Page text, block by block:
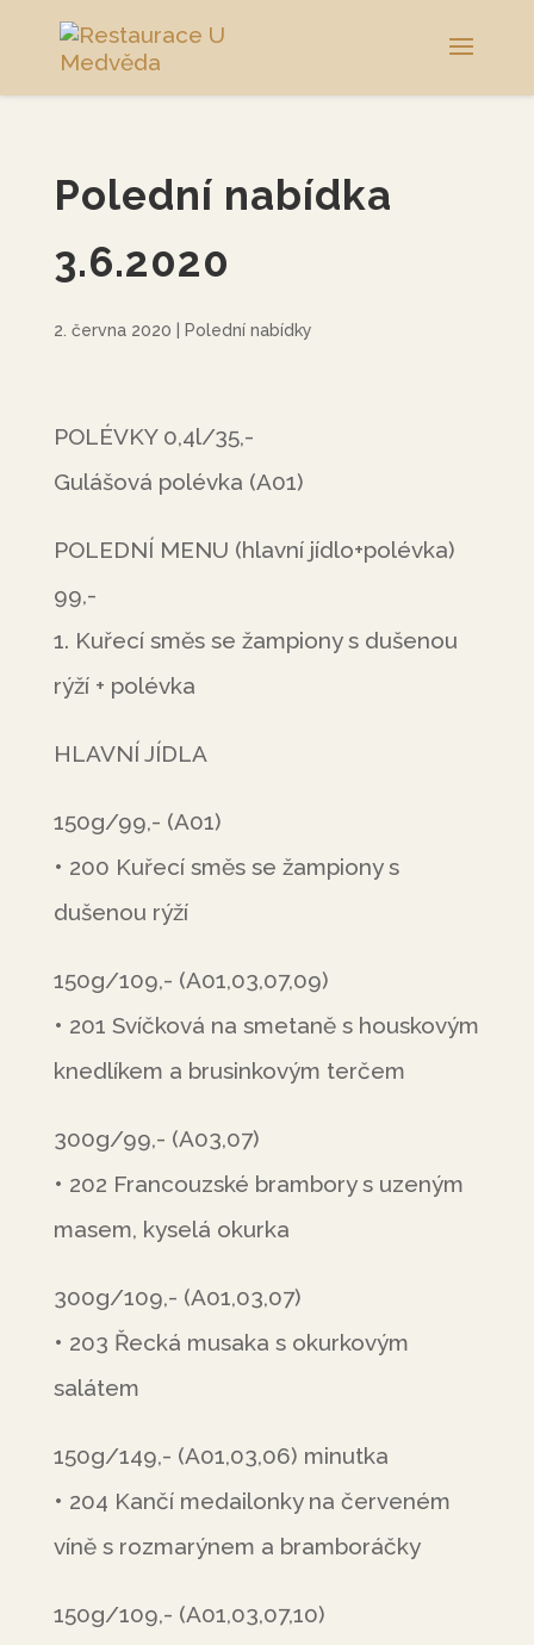
Polední nabídka
3.6.2020
2. června 2020 Polední nabídky
POLÉVKY 0,4l/35,-
Gulášová polévka (A01)
POLEDNÍ MENU (hlavní jídlo+polévka)
99,-
1. Kuřecí směs se žampiony s dušenou
rýží + polévka
HLAVNÍ JÍDLA
150g/99,- (A01)
• 200 Kuřecí směs se žampiony s
dušenou rýží
150g/109,- (A01,03,07,09)
• 201 Svíčková na smetaně s houskovým
knedlíkem a brusinkovým terčem
300g/99,- (A03,07)
• 202 Francouzské brambory s uzeným
masem, kyselá okurka
300g/109,- (A01,03,07)
• 203 Řecká musaka s okurkovým
salátem
150g/149,- (A01,03,06) minutka
• 204 Kančí medailonky na červeném
víně s rozmarýnem a bramboráčky
150g/109,- (A01,03,07,10)